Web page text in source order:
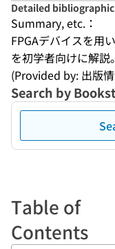
Detailed
Summary, etc.：
FPGAデバイスを用
を初学者向けに解説
(Provided by: 出版
Search by
Table of
Contents